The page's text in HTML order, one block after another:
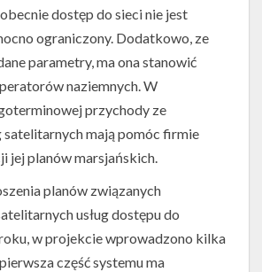
dostęp do sieci nie jest
ograniczony. Dodatkowo, ze
parametry, ma ona stanowić
naziemnych. W
przychody ze
satelitarnych mają pomóc firmie
jej planów marsjańskich.
planów związanych
usług dostępu do
w projekcie wprowadzono kilka
część systemu ma